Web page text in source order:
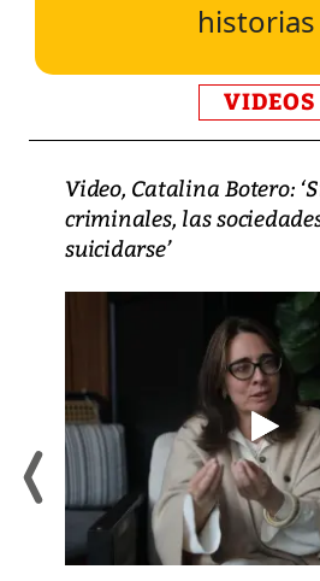
historias
VIDEOS
Video, Catalina Botero:
criminales, las
suicidarse’